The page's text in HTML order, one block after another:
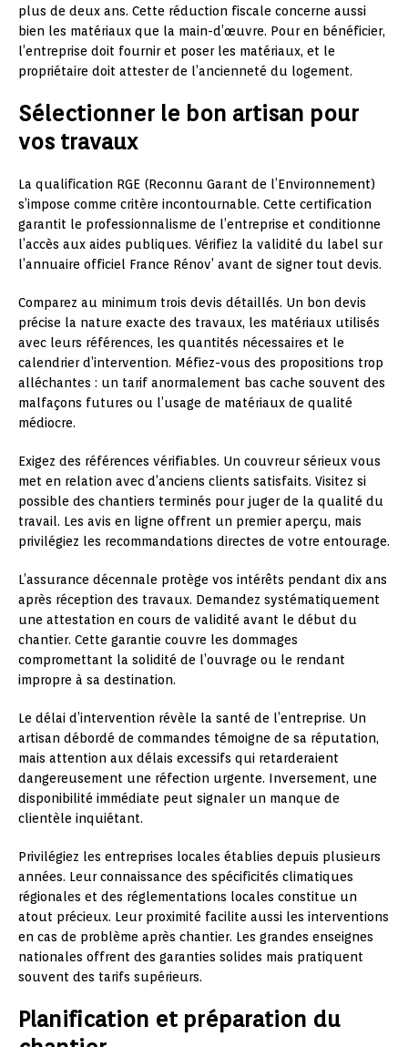
plus de deux ans. Cette réduction fiscale concerne aussi
bien les matériaux que la main-d’œuvre. Pour en bénéficier,
l’entreprise doit fournir et poser les matériaux, et le
propriétaire doit attester de l’ancienneté du logement.
Sélectionner le bon artisan pour
vos travaux
La qualification RGE (Reconnu Garant de l’Environnement)
s’impose comme critère incontournable. Cette certification
garantit le professionnalisme de l’entreprise et conditionne
l’accès aux aides publiques. Vérifiez la validité du label sur
l’annuaire officiel France Rénov’ avant de signer tout devis.
Comparez au minimum trois devis détaillés. Un bon devis
précise la nature exacte des travaux, les matériaux utilisés
avec leurs références, les quantités nécessaires et le
calendrier d’intervention. Méfiez-vous des propositions trop
alléchantes : un tarif anormalement bas cache souvent des
malfaçons futures ou l’usage de matériaux de qualité
médiocre.
Exigez des références vérifiables. Un couvreur sérieux vous
met en relation avec d’anciens clients satisfaits. Visitez si
possible des chantiers terminés pour juger de la qualité du
travail. Les avis en ligne offrent un premier aperçu, mais
privilégiez les recommandations directes de votre entourage.
L’assurance décennale protège vos intérêts pendant dix ans
après réception des travaux. Demandez systématiquement
une attestation en cours de validité avant le début du
chantier. Cette garantie couvre les dommages
compromettant la solidité de l’ouvrage ou le rendant
impropre à sa destination.
Le délai d’intervention révèle la santé de l’entreprise. Un
artisan débordé de commandes témoigne de sa réputation,
mais attention aux délais excessifs qui retarderaient
dangereusement une réfection urgente. Inversement, une
disponibilité immédiate peut signaler un manque de
clientèle inquiétant.
Privilégiez les entreprises locales établies depuis plusieurs
années. Leur connaissance des spécificités climatiques
régionales et des réglementations locales constitue un
atout précieux. Leur proximité facilite aussi les interventions
en cas de problème après chantier. Les grandes enseignes
nationales offrent des garanties solides mais pratiquent
souvent des tarifs supérieurs.
Planification et préparation du